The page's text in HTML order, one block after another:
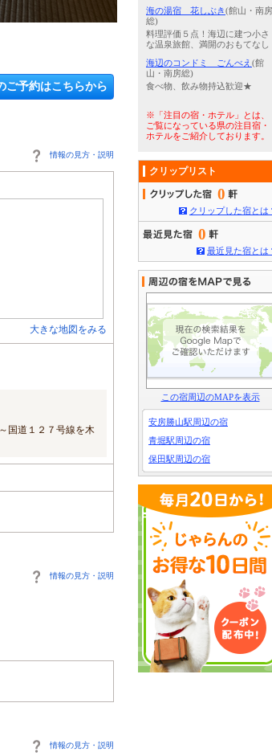
風呂_男性大浴場*
ご予約はこちらから
情報の見方・説明
大きな地図をみる
国道１２７号線を木
情報の見方・説明
情報の見方・説明
海の湯宿 花しぶき(館山・南房
総)
料理評価５点！海辺に建つ小さ
な温泉旅館、満開のおもてなし
海辺のコンドミ ごんべえ (館
山・南房総)
食べ物、飲み物持込歓迎★
※「注目の宿・ホテル」とは、
ご覧になっている県の注目宿・
ホテルをご紹介しております。
クリップリスト
0
クリップした宿とは
0
最近見た宿とは
この宿周辺のMAPを表示
安房勝山駅周辺の宿
青堀駅周辺の宿
保田駅周辺の宿